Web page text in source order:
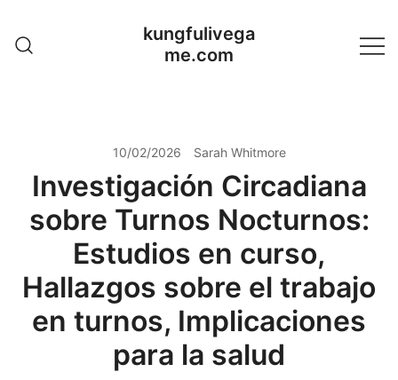
content
kungfulivega
me.com
10/02/2026 Sarah Whitmore
Investigación Circadiana
sobre Turnos Nocturnos:
Estudios en curso,
Hallazgos sobre el trabajo
en turnos, Implicaciones
para la salud